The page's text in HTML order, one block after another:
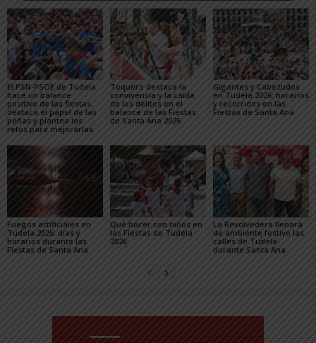
El PSN-PSOE de Tudela
hace un balance
positivo de las fiestas,
destaca el papel de las
peñas y plantea los
retos para mejorarlas
Toquero destaca la
convivencia y la caída
de los delitos en el
balance de las Fiestas
de Santa Ana 2026
Gigantes y Cabezudos
en Tudela 2026: horarios
y recorridos en las
Fiestas de Santa Ana
Fuegos artificiales en
Tudela 2026: días y
horarios durante las
Fiestas de Santa Ana
Qué hacer con niños en
las Fiestas de Tudela
2026
La Revolvedera llenará
de ambiente festivo las
calles de Tudela
durante Santa Ana